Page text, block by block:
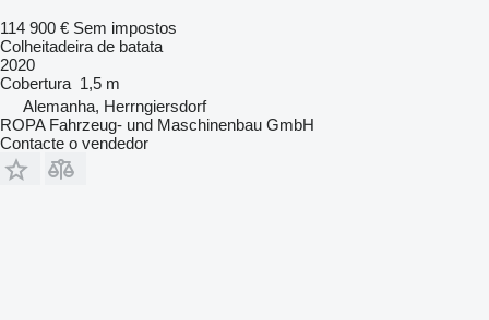
114 900 € Sem impostos
Colheitadeira de batata
2020
Cobertura 1,5 m
Alemanha, Herrngiersdorf
ROPA Fahrzeug- und Maschinenbau GmbH
Contacte o vendedor